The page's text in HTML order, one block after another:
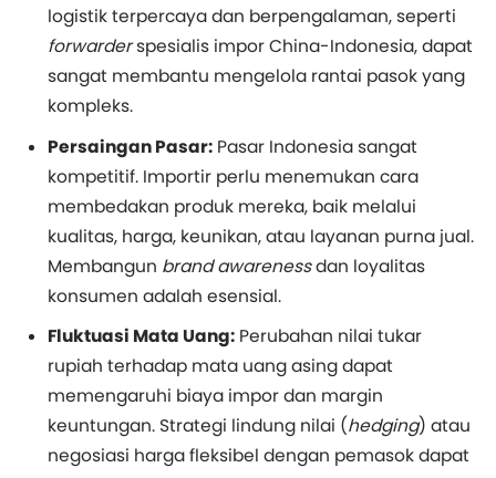
logistik terpercaya dan berpengalaman, seperti
forwarderspesialis impor China-Indonesia, dapat
sangat membantu mengelola rantai pasok yang
kompleks.
Persaingan Pasar: Pasar Indonesia sangat
kompetitif. Importir perlu menemukan cara
membedakan produk mereka, baik melalui
kualitas, harga, keunikan, atau layanan purna jual.
Membangun brand awarenessdan loyalitas
konsumen adalah esensial.
Fluktuasi Mata Uang: Perubahan nilai tukar
rupiah terhadap mata uang asing dapat
memengaruhi biaya impor dan margin
keuntungan. Strategi lindung nilai (hedging) atau
negosiasi harga fleksibel dengan pemasok dapat